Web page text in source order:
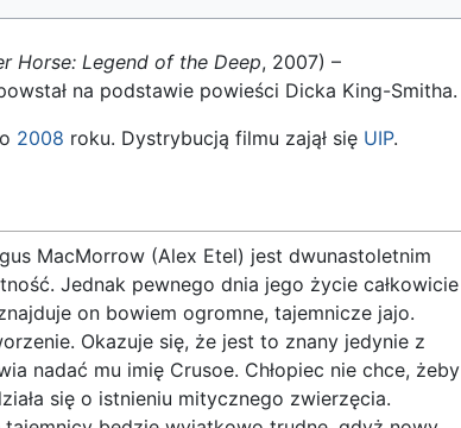
Horse: Legend of the Deep, 2007) –
na podstawie powieści Dicka King-Smitha.
2008 roku. Dystrybucją filmu zajął się UIP.
MacMorrow (Alex Etel) jest dwunastoletnim
Jednak pewnego dnia jego życie całkowicie
on bowiem ogromne, tajemnicze jajo.
Okazuje się, że jest to znany jedynie z
nadać mu imię Crusoe. Chłopiec nie chce, żeby
się o istnieniu mitycznego zwierzęcia.